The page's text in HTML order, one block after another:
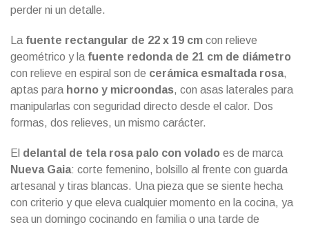
perder ni un detalle.
La fuente rectangular de 22 x 19 cm con relieve
geométrico y la fuente redonda de 21 cm de diámetro
con relieve en espiral son de cerámica esmaltada rosa,
aptas para horno y microondas, con asas laterales para
manipularlas con seguridad directo desde el calor. Dos
formas, dos relieves, un mismo carácter.
El delantal de tela rosa palo con volado es de marca
Nueva Gaia: corte femenino, bolsillo al frente con guarda
artesanal y tiras blancas. Una pieza que se siente hecha
con criterio y que eleva cualquier momento en la cocina, ya
sea un domingo cocinando en familia o una tarde de